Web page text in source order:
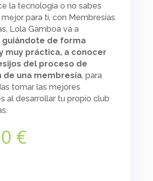
la tecnología o no sabes
para ti, con Membresías
, Lola Gamboa va a
guiándote de forma
muy práctica, a conocer
del proceso de
de una membresía, para
tomar las mejores
al desarrollar tu propio club
€